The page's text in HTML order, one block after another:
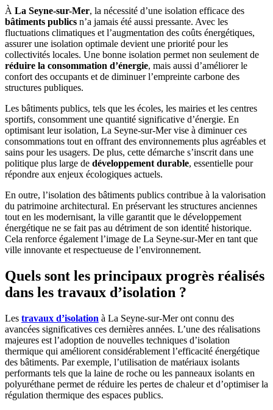
À La Seyne-sur-Mer, la nécessité d’une isolation efficace des
bâtiments publics n’a jamais été aussi pressante. Avec les
fluctuations climatiques et l’augmentation des coûts énergétiques,
assurer une isolation optimale devient une priorité pour les
collectivités locales. Une bonne isolation permet non seulement de
réduire la consommation d’énergie, mais aussi d’améliorer le
confort des occupants et de diminuer l’empreinte carbone des
structures publiques.
Les bâtiments publics, tels que les écoles, les mairies et les centres
sportifs, consomment une quantité significative d’énergie. En
optimisant leur isolation, La Seyne-sur-Mer vise à diminuer ces
consommations tout en offrant des environnements plus agréables et
sains pour les usagers. De plus, cette démarche s’inscrit dans une
politique plus large de développement durable, essentielle pour
répondre aux enjeux écologiques actuels.
En outre, l’isolation des bâtiments publics contribue à la valorisation
du patrimoine architectural. En préservant les structures anciennes
tout en les modernisant, la ville garantit que le développement
énergétique ne se fait pas au détriment de son identité historique.
Cela renforce également l’image de La Seyne-sur-Mer en tant que
ville innovante et respectueuse de l’environnement.
Quels sont les principaux progrès réalisés
dans les travaux d’isolation ?
Les travaux d’isolation à La Seyne-sur-Mer ont connu des
avancées significatives ces dernières années. L’une des réalisations
majeures est l’adoption de nouvelles techniques d’isolation
thermique qui améliorent considérablement l’efficacité énergétique
des bâtiments. Par exemple, l’utilisation de matériaux isolants
performants tels que la laine de roche ou les panneaux isolants en
polyuréthane permet de réduire les pertes de chaleur et d’optimiser la
régulation thermique des espaces publics.